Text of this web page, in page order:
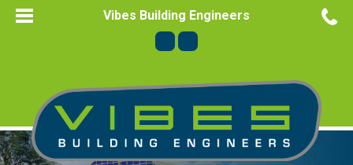
Vibes Building Engineers